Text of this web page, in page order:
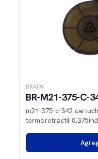
BRADY
BR-M21-375-C-
m21-375-c-342
termoretractil